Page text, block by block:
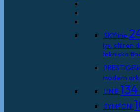
SKYline
lyx, stilren
tekniska
modern
LINIE
SYMFONI